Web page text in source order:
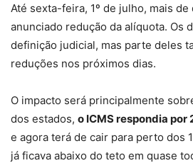
Até sexta-feira, 1º de julho, mais
anunciado redução da alíquota. Os
definição judicial, mas parte deles
reduções nos próximos dias.
O impacto será principalmente
dos estados, o ICMS respondia por
e agora terá de cair para perto dos
já ficava abaixo do teto em quase